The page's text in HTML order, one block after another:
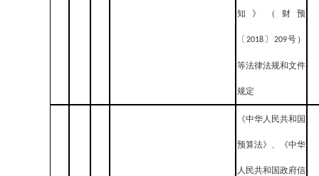
知》（财预
〔2018 〕 209号）
等法律法规和文件
规定
《中华人民共和国
预算法》、《中华
人民共和国政府信